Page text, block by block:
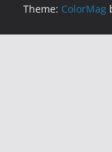
Theme: ColorMag